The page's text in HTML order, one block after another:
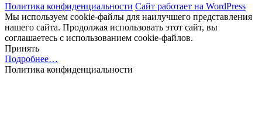
Политика конфиденциальности Сайт работает на WordPress
Мы используем cookie-файлы для наилучшего представления
нашего сайта. Продолжая использовать этот сайт, вы
соглашаетесь с использованием cookie-файлов.
Принять
Подробнее…
Политика конфиденциальности